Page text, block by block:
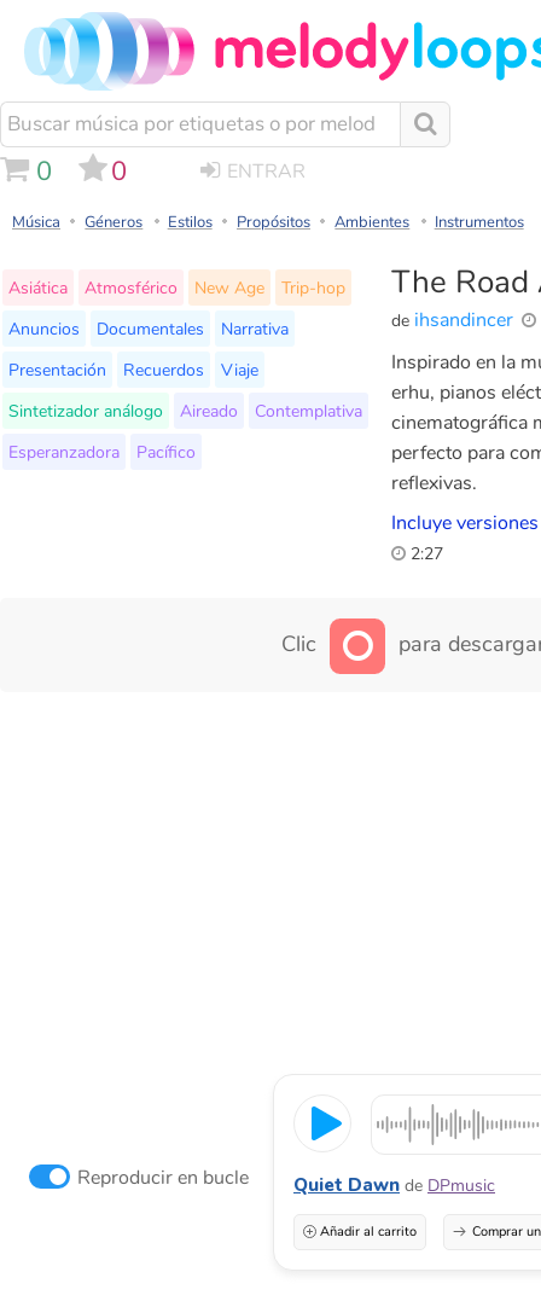
0 0 ENTRAR
Música Géneros Estilos Propósitos Ambientes Instrumentos
The Road
de ihsandincer
Asiática Atmosférico New Age
Trip-hop
Anuncios
Documentales
Narrativa
Presentación
Recuerdos
Viaje
Sintetizador análogo
Aireado
Contemplativa
Esperanzadora
Pacífico
Inspirado en la
erhu, pianos
cinematográfica
perfecto para
reflexivas.
Incluye
2:27
Clic para
Reproducir en bucle Quiet Dawn de DPmusic
Añadir al carrito Comprar